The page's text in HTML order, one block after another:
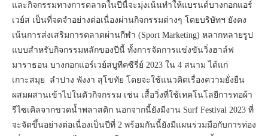
และกิจกรรมทางการตลาดในปีนี้จะมุ่งเน้นทำให้แบรนด์บางกอกแอร์
เวย์ส เป็นที่จดจำอย่างต่อเนื่องผ่านกิจกรรมต่างๆ โดยบริษัทฯ ยังคง
เน้นการส่งเสริมการตลาดผ่านกีฬา (Sport Marketing) หลากหลายรูป
แบบสำหรับกิจกรรมหลักของปีนี้ ทั้งการจัดการแข่งขันวิ่งฮาล์ฟ
มาราธอน บางกอกแอร์เวย์สบูทีคซีรี่ย์ 2023 ใน 4 สนาม ได้แก่
เกาะสมุย ลำปาง พังงา สุโขทัย โดยจะใช้แนวคิดเรื่องความยั่งยืน
ผสมผสานเข้าไปในตัวกิจกรรม เช่น เสื้อวิ่งที่ใช้เทคโนโลยีการทอผ้า
รีไซเคิลจากขวดน้ำพลาสติก นอกจากนี้ยังมีงาน Surf Festival 2023 ที่
จะจัดขึ้นอย่างต่อเนื่องเป็นปีที่ 2 พร้อมกันนี้ยังมีแผนร่วมมือกับการท่อง